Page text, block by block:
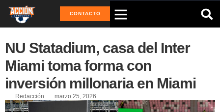
CONTACTO
NU Statadium, casa del Inter
Miami toma forma con
inversión millonaria en Miami
Redacción marzo 25, 2026